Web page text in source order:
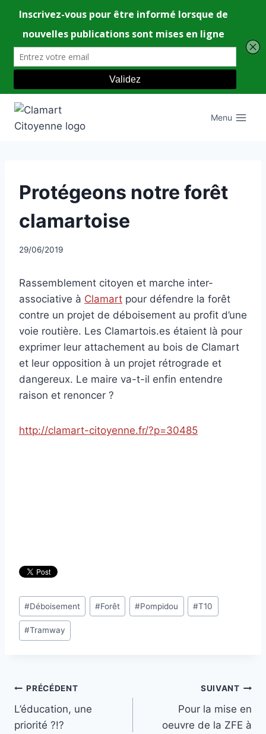
Aller
contenu
Menu
UNCATEGORIZED
Protégeons notre forêt
clamartoise
Par
29/06/2019
Rassemblement citoyen et marche inter-
associative à Clamart pour défendre la forêt
contre un projet de déboisement au profit d’une
voie routière. Les Clamartois.es étaient là pour
exprimer leur attachement au bois de Clamart
et leur opposition à un projet rétrograde et
dangereux. Le maire va-t-il enfin entendre
raison et renoncer ?
http://clamart-citoyenne.fr/?p=30485
Étiquettes
de
la
#Déboisement #Forêt #Pompidou #T10
#Tramway
Navigation
de
PRÉCÉDENT
L’éducation, une
priorité ?!?
SUIVANT
Pour la mise en
oeuvre de la ZFE à